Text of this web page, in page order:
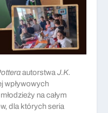
autorstwaJ.K.
wpływowych
na całym
dla których seria